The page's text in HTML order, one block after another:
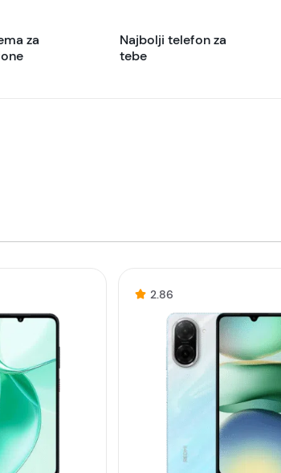
za
Najbolji telefon za
tebe
2.86